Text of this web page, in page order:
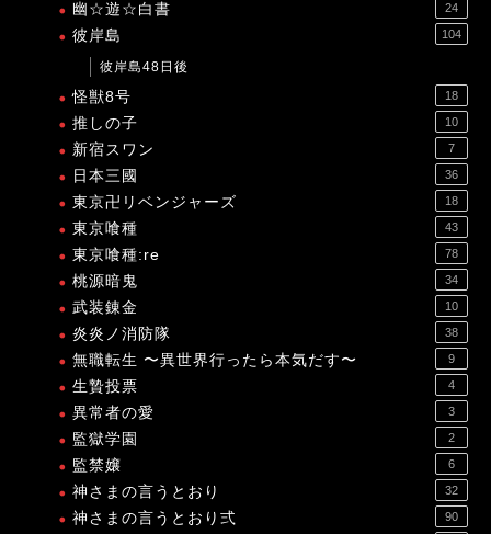
幽☆遊☆白書 24
彼岸島 104
彼岸島48日後
怪獣8号 18
推しの子 10
新宿スワン 7
日本三國 36
東京卍リベンジャーズ 18
東京喰種 43
東京喰種:re 78
桃源暗鬼 34
武装錬金 10
炎炎ノ消防隊 38
無職転生 〜異世界行ったら本気だす〜 9
生贄投票 4
異常者の愛 3
監獄学園 2
監禁嬢 6
神さまの言うとおり 32
神さまの言うとおり弍 90